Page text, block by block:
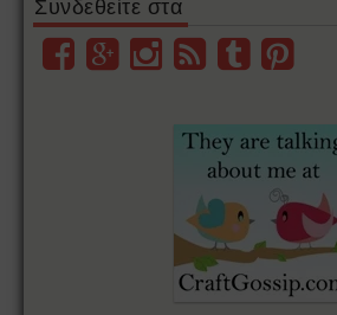
Συνδεθείτε στα